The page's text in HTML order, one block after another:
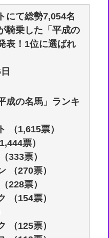
にて総勢7,054名
騎乗した「平成の
表！1位に選ばれ
成の名馬」ランキ
（1,615票）
票）
333票）
（270票）
228票）
（154票）
（125票）